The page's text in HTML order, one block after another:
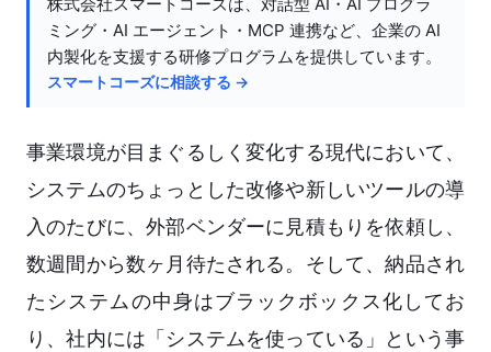
ミング・AI エージェント・MCP 連携など、企業の AI
内製化を支援する研修プログラムを提供しています。
スマートコーズに相談する →
事業環境が目まぐるしく変化する現代において、
システムのちょっとした改修や新しいツールの導
入のたびに、外部ベンダーに見積もりを依頼し、
数週間から数ヶ月待たされる。そして、納品され
たシステムの中身はブラックボックス化してお
り、社内には「システムを使っている」という事